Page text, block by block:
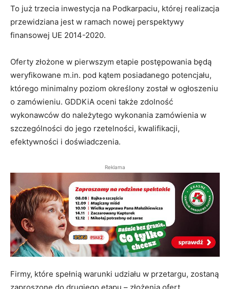
To już trzecia inwestycja na Podkarpaciu, której realizacja
przewidziana jest w ramach nowej perspektywy
finansowej UE 2014-2020.
Oferty złożone w pierwszym etapie postępowania będą
weryfikowane m.in. pod kątem posiadanego potencjału,
którego minimalny poziom określony został w ogłoszeniu
o zamówieniu. GDDKiA oceni także zdolność
wykonawców do należytego wykonania zamówienia w
szczególności do jego rzetelności, kwalifikacji,
efektywności i doświadczenia.
Reklama
Firmy, które spełnią warunki udziału w przetargu, zostaną
zaproszone do drugiego etapu – złożenia ofert